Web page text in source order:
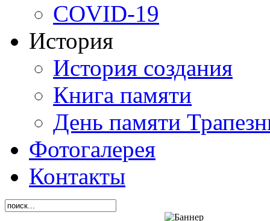
СОVID-19
История
История создания
Книга памяти
День памяти
Фотогалерея
Контакты